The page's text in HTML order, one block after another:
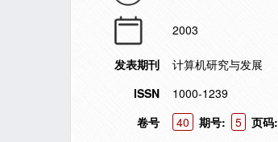
2003
发表期刊
计算机研究与发展
ISSN
1000-1239
卷号
40 期号: 5 页码: